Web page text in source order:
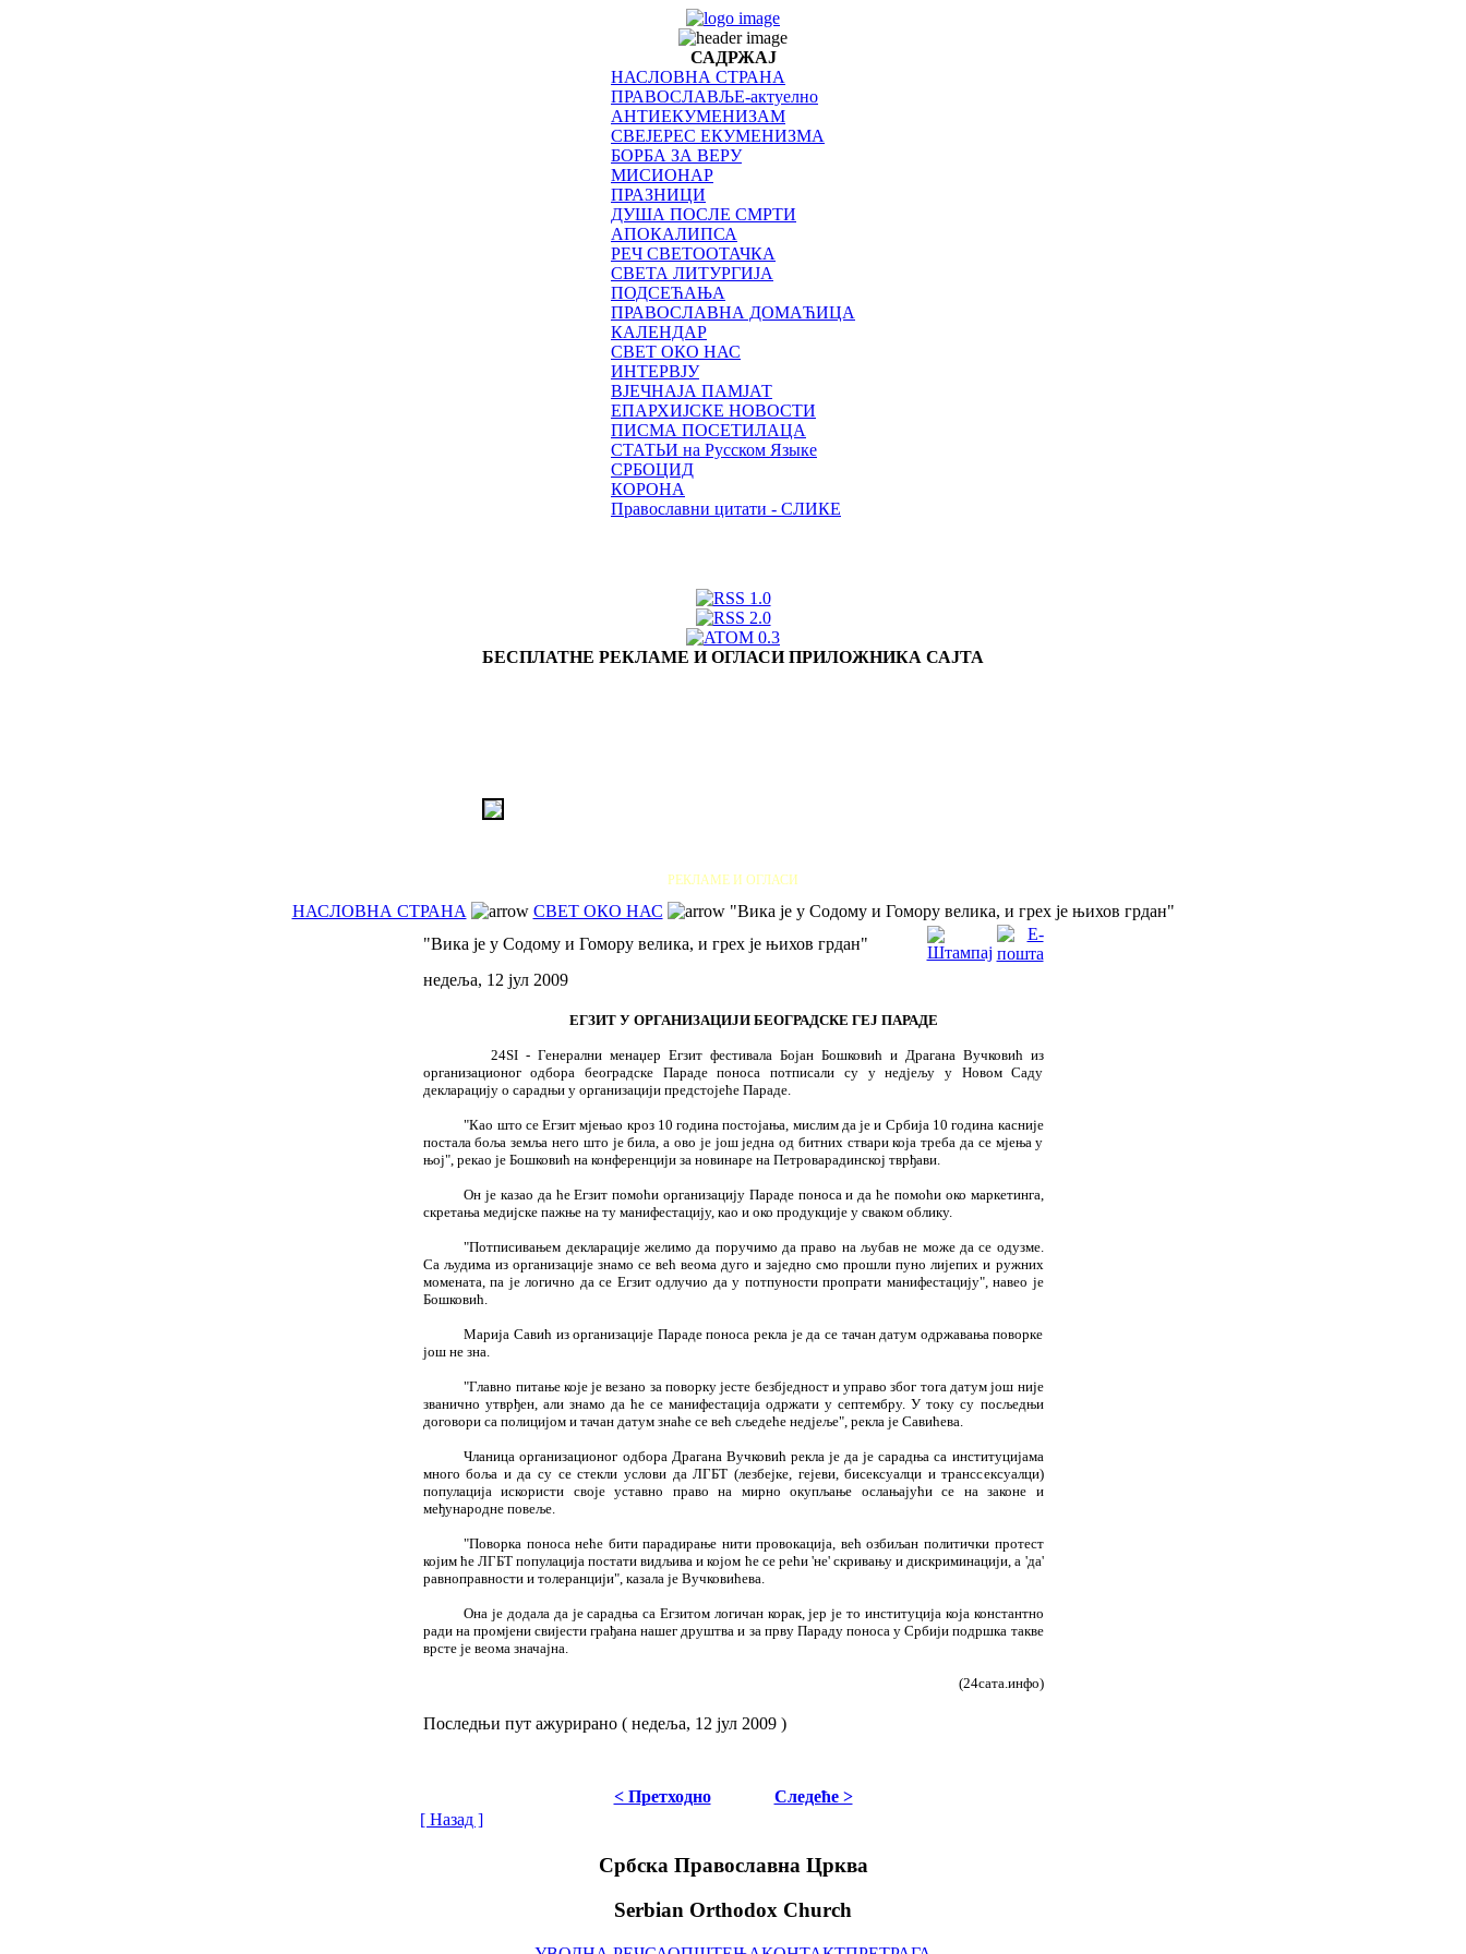
САДРЖАЈ
НАСЛОВНА СТРАНА
ПРАВОСЛАВЉЕ-актуелно
АНТИЕКУМЕНИЗАМ
СВЕЈЕРЕС ЕКУМЕНИЗМА
БОРБА ЗА ВЕРУ
МИСИОНАР
ПРАЗНИЦИ
ДУША ПОСЛЕ СМРТИ
АПОКАЛИПСА
РЕЧ СВЕТООТАЧКА
СВЕТА ЛИТУРГИЈА
ПОДСЕЋАЊА
ПРАВОСЛАВНА ДОМАЋИЦА
КАЛЕНДАР
СВЕТ ОКО НАС
ИНТЕРВЈУ
ВЈЕЧНАЈА ПАМЈАТ
ЕПАРХИЈСКЕ НОВОСТИ
ПИСМА ПОСЕТИЛАЦА
СТАТЬИ на Русском Языке
СРБОЦИД
КОРОНА
Православни цитати - СЛИКЕ
БЕСПЛАТНЕ РЕКЛАМЕ И ОГЛАСИ ПРИЛОЖНИКА САЈТА
РЕКЛАМЕ И ОГЛАСИ
НАСЛОВНА СТРАНА СВЕТ ОКО НАС
"Вика је у Содому и Гомору велика, и грех је њихов грдан"
"Вика је у Содому и Гомору велика, и грех је њихов грдан"
недеља, 12 јул 2009
EГЗИT У ОРГАНИЗАЦИЈИ БЕОГРАДСКЕ ГЕЈ ПАРАДЕ
24SI - Генерални менаџер Егзит фестивала Бојан Бошковић и Драгана Вучковић из
организационог одбора београдске Параде поноса потписали су у недјељу у Новом Саду
декларацију о сарадњи у организацији предстојеће Параде.
"Као што се Егзит мјењао кроз 10 година постојања, мислим да је и Србија 10 година касније
постала боља земља него што је била, а ово је још једна од битних ствари која треба да се мјења у
њој", рекао је Бошковић на конференцији за новинаре на Петроварадинској тврђави.
Он је казао да ће Егзит помоћи организацију Параде поноса и да ће помоћи око маркетинга,
скретања медијске пажње на ту манифестацију, као и око продукције у сваком облику.
"Потписивањем декларације желимо да поручимо да право на љубав не може да се одузме.
Са људима из организације знамо се већ веома дуго и заједно смо прошли пуно лијепих и ружних
момената, па је логично да се Егзит одлучио да у потпуности пропрати манифестацију", навео је
Бошковић.
Марија Савић из организације Параде поноса рекла је да се тачан датум одржавања поворке
још не зна.
"Главно питање које је везано за поворку јесте безбједност и управо због тога датум још није
званично утврђен, али знамо да ће се манифестација одржати у септембру. У току су посљедњи
договори са полицијом и тачан датум знаће се већ сљедеће недјеље", рекла је Савићева.
Чланица организационог одбора Драгана Вучковић рекла је да је сарадња са институцијама
много боља и да су се стекли услови да ЛГБТ (лезбејке, гејеви, бисексуалци и транссексуалци)
популација искористи своје уставно право на мирно окупљање ослањајући се на законе и
међународне повеље.
"Поворка поноса неће бити парадирање нити провокација, већ озбиљан политички протест
којим ће ЛГБТ популација постати видљива и којом ће се рећи 'не' скривању и дискриминацији, а 'да'
равноправности и толеранцији", казала је Вучковићева.
Она је додала да је сарадња са Егзитом логичан корак, јер је то институција која константно
ради на промјени свијести грађана нашег друштва и за прву Параду поноса у Србији подршка такве
врсте је веома значајна.
(24сата.инфо)
Последњи пут ажурирано ( недеља, 12 јул 2009 )
< Претходно
Следеће >
[ Назад ]
Србска Православна Црква
Serbian Orthodox Church